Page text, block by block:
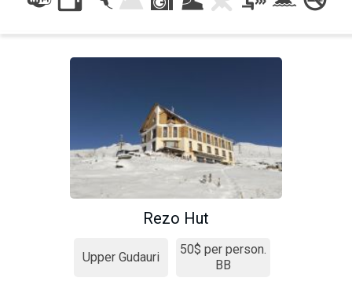
Rezo Hut
Upper Gudauri
50$ per person.
BB